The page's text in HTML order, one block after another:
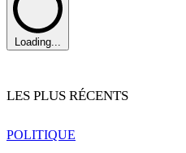
Loading...
LES PLUS RÉCENTS
POLITIQUE